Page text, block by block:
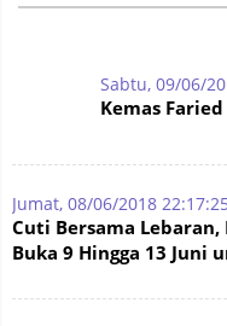
Sabtu, 09/06/
Kemas
Jumat, 08/06/2018 22:17:25
Cuti Bersama
Buka 9 Hingga 13 Juni